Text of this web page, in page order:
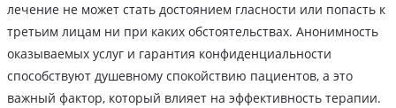
лечение не может стать достоянием гласности или попасть к
третьим лицам ни при каких обстоятельствах. Анонимность
оказываемых услуг и гарантия конфиденциальности
способствуют душевному спокойствию пациентов, а это
важный фактор, который влияет на эффективность терапии.